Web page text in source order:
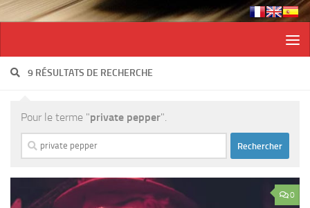
9 RÉSULTATS DE RECHERCHE
Pour le terme "private pepper".
Rechercher :
0